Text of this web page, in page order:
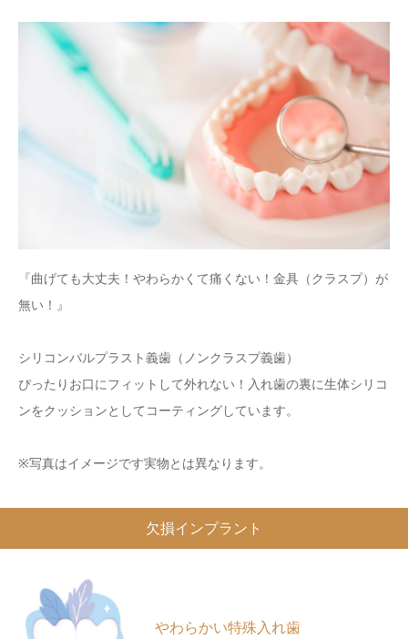
『曲げても大丈夫！やわらかくて痛くない！金具（クラスプ）が
無い！』
シリコンバルプラスト義歯（ノンクラスプ義歯）
ぴったりお口にフィットして外れない！入れ歯の裏に生体シリコ
ンをクッションとしてコーティングしています。
※写真はイメージです実物とは異なります。
欠損インプラント
やわらかい特殊入れ歯